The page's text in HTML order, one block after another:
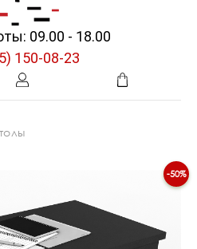
09.00 - 18.00
150-08-23
-50%